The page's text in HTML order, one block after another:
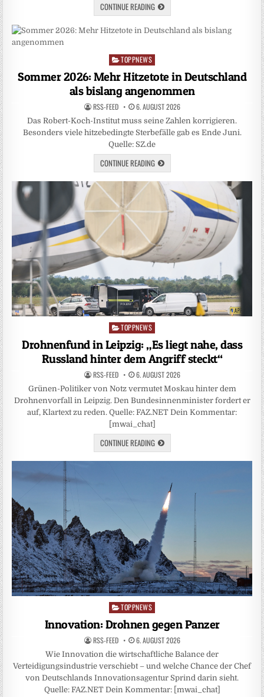
CONTINUE READING
Posted
in
TOPPNEWS
Sommer 2026: Mehr Hitzetote in Deutschland
als bislang angenommen
RSS-FEED 6. AUGUST 2026
Das Robert-Koch-Institut muss seine Zahlen korrigieren.
Besonders viele hitzebedingte Sterbefälle gab es Ende Juni.
Quelle: SZ.de
CONTINUE READING
Posted
in
TOPPNEWS
Drohnenfund in Leipzig: „Es liegt nahe, dass
Russland hinter dem Angriff steckt“
RSS-FEED 6. AUGUST 2026
Grünen-Politiker von Notz vermutet Moskau hinter dem
Drohnenvorfall in Leipzig. Den Bundesinnenminister fordert er
auf, Klartext zu reden. Quelle: FAZ.NET Dein Kommentar:
[mwai_chat]
CONTINUE READING
Posted
in
TOPPNEWS
Innovation: Drohnen gegen Panzer
RSS-FEED 6. AUGUST 2026
Wie Innovation die wirtschaftliche Balance der
Verteidigungsindustrie verschiebt – und welche Chance der Chef
von Deutschlands Innovationsagentur Sprind darin sieht.
Quelle: FAZ.NET Dein Kommentar: [mwai_chat]